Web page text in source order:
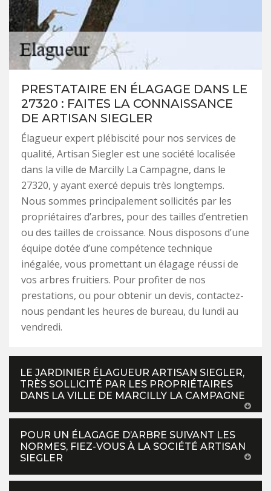
PRESTATAIRE EN ÉLAGAGE DANS LE
27320 : FAITES LA CONNAISSANCE
DE ARTISAN SIEGLER
Élagueur expert plébiscité pour nos services de
qualité, Artisan Siegler est une société localisée
dans la ville de Marcilly La Campagne, dans le
27320, y ayant exercé depuis très longtemps.
Nous sommes principalement sollicités par les
propriétaires d’arbres, pour des tailles d’entretien
ou des tailles de croissance. Nous disposons d’une
équipe dotée d’une compétence technique
inégalée, vous promettant un élagage réussi de
vos arbres fruitiers. Pour profiter de nos
prestations, ou pour obtenir un devis, contactez-
nous pendant les heures de bureau, du lundi au
vendredi.
LE JARDINIER ÉLAGUEUR ARTISAN SIEGLER,
TRÈS SOLLICITÉ PAR LES PROPRIÉTAIRES
DANS LA VILLE DE MARCILLY LA CAMPAGNE
POUR UN ÉLAGAGE D’ARBRE SUIVANT LES
NORMES, FIEZ-VOUS À LA SOCIÉTÉ ARTISAN
SIEGLER